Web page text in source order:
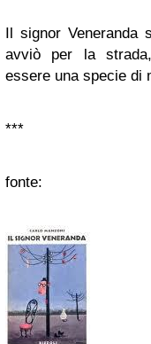
Il signor Veneranda
avviò per la
essere una specie di
***
fonte: